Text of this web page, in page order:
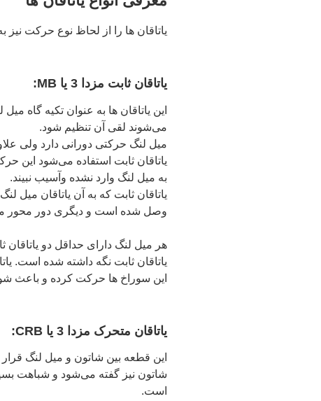
یاتاقان ها را از لحاظ نوع حرکت
یاتاقان ثابت مزدا 3 یا MB:
این یاتاقان ها به عنوان تکیه
می‌شوند لقی آن تنظیم شود.
میل لنگ حرکتی دورانی دارد ولی
یاتاقان ثابت استفاده می‌شود
به میل لنگ وارد نشده وآسیب نبیند.
یاتاقان ثابت که به آن یاتاقان میل
وصل شده است و دیگری دور محور
یاتاقان ثابت نگه داشته شده است.
این سوراخ ها حرکت کرده و باعث
یاتاقان متحرک مزدا 3 یا CRB:
این قطعه بین شاتون و میل لنگ قرار
شاتون نیز گفته می‌شود و شباهت بسیار
است.